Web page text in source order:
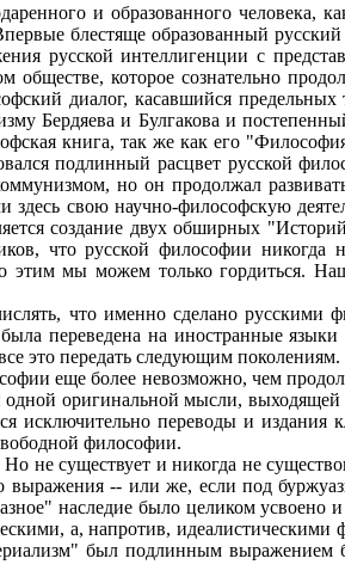
и образованного человека,
блестяще образованный
русской интеллигенции с
которое сознательно
диалог, касавшийся
Бердяева и Булгакова и
книга, так же как его
подлинный расцвет русской
но он продолжал
свою научно-философскую
создание двух обширных
что русской философии
мы можем только гордиться.
что именно сделано русскими
переведена на иностранные
это передать следующим
еще более невозможно, чем
оригинальной мысли,
исключительно переводы и
философии.
не существует и никогда не
выражения -- или же, если под
наследие было целиком усвоено
а, напротив,
был подлинным выражением